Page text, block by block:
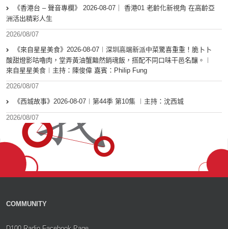
《香港台 – 聲音專欄》 2026-08-07｜ 香港01 老齡化新視角 在高齡亞
洲活出精彩人生
2026/08/07
《來自星星美食》2026-08-07︱深圳高端新派中菜驚喜重重！脆卜卜
酸甜燈影咕嚕肉，堂弄黃油蟹黯然銷魂飯，搭配不同口味干邑名釀。︱
來自星星美食︱主持：陳俊偉 嘉賓：Philip Fung
2026/08/07
《西城故事》2026-08-07︱第44季 第10集 ︱主持：沈西城
2026/08/07
COMMUNITY